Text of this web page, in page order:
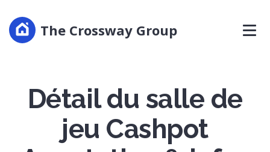
The Crossway Group
Détail du salle de
jeu Cashpot